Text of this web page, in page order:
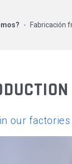
fabricación
our factories